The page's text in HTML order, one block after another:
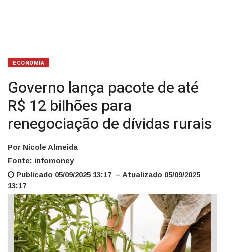
ECONOMIA
Governo lança pacote de até
R$ 12 bilhões para
renegociação de dívidas rurais
Por Nicole Almeida
Fonte: infomoney
Publicado 05/09/2025 13:17 – Atualizado 05/09/2025
13:17